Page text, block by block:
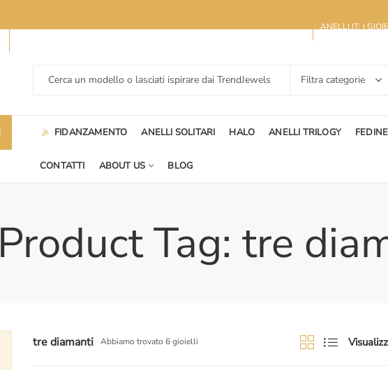
ANELLI.IT: I
FIDANZAMENTO ANELLI SOLITARI HALO ANELLI TRILOGY FEDINE
CONTATTI ABOUT US BLOG
Product Tag: tre
tre diamanti Abbiamo trovato 6 gioielli